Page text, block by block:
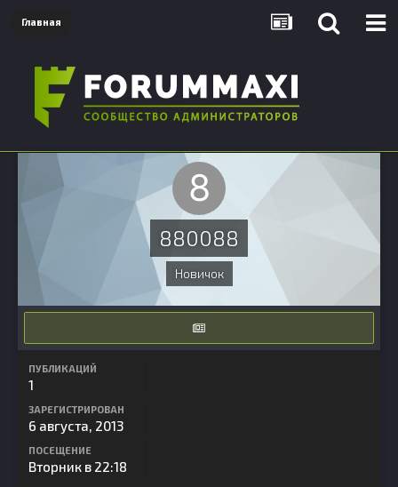
Главная
880088
Новичок
ПУБЛИКАЦИЙ
1
ЗАРЕГИСТРИРОВАН
6 августа, 2013
ПОСЕЩЕНИЕ
Вторник в 22:18